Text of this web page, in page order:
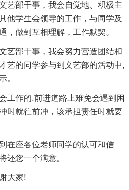
艺部干事，我会自觉地、积极主
他学生会领导的工作，与同学及
，做到互相理解，工作默契。
艺部干事，我会努力营造团结和
艺的同学参与到文艺部的活动中,
。
工作的.前进道路上难免会遇到困
时就往前冲，该承担责任时就要
在座各位老师同学的认可和信
还您一个满意。
大家!